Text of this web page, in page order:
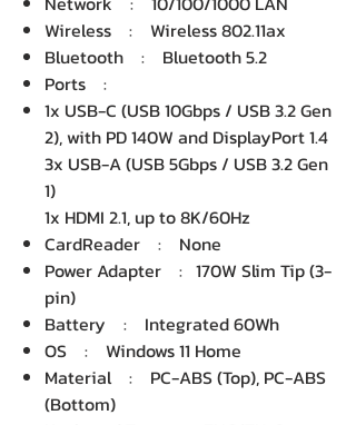
Wireless : Wireless 802.11ax
Bluetooth : Bluetooth 5.2
Ports :
1x USB-C (USB 10Gbps / USB 3.2 Gen
2), with PD 140W and DisplayPort 1.4
3x USB-A (USB 5Gbps / USB 3.2 Gen
1)
1x HDMI 2.1, up to 8K/60Hz
CardReader : None
Power Adapter : 170W Slim Tip (3-
pin)
Battery : Integrated 60Wh
OS : Windows 11 Home
Material : PC-ABS (Top), PC-ABS
(Bottom)